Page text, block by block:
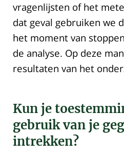
vragenlijsten of het
dat geval gebruiken we
het moment van
de analyse. Op deze
resultaten van het
Kun je
gebruik van je
intrekken?